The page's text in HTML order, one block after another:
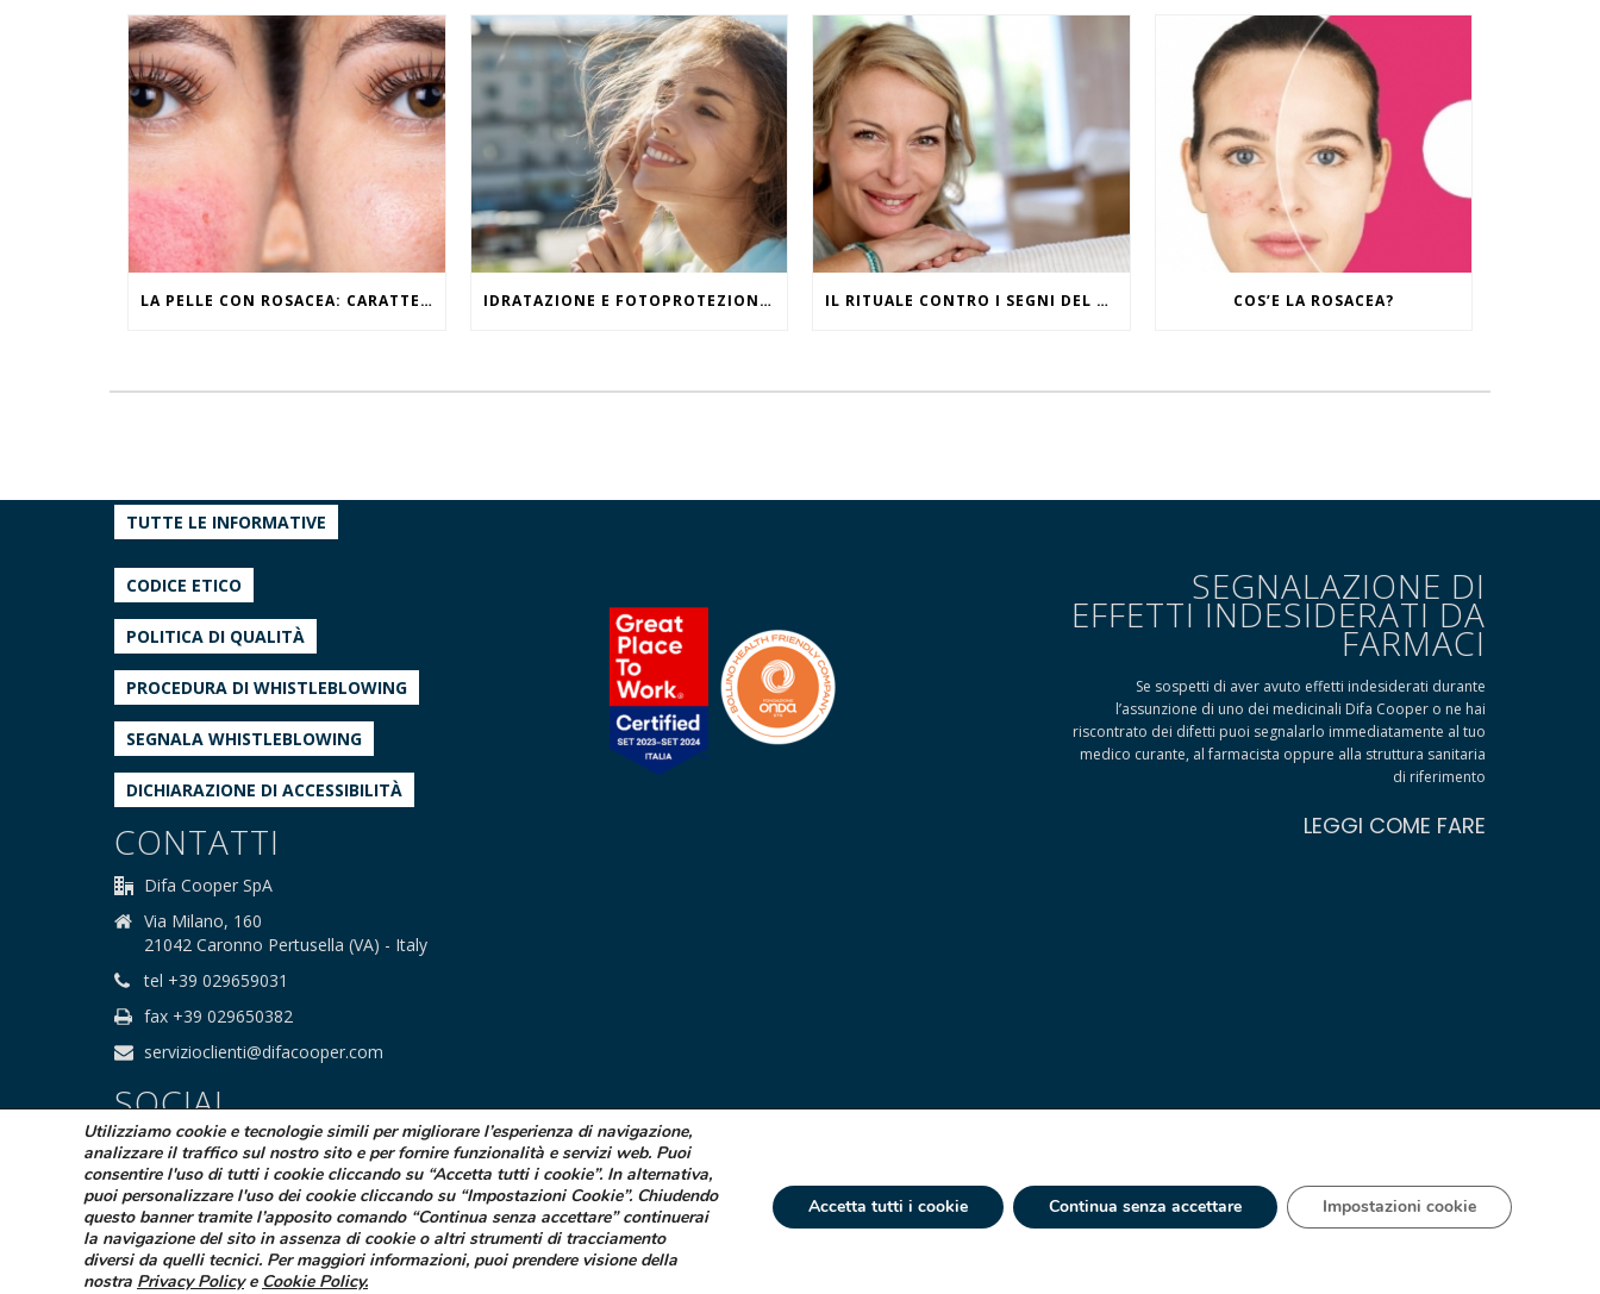
LA PELLE CON ROSACEA: CARATTERISTICHE ED EFFETTI DEL CALDO IDRATAZIONE E FOTOPROTEZIONE, WHAT ELSE? IL RITUALE CONTRO I SEGNI DEL TEMPO COS’E LA ROSACEA?
TUTTE LE INFORMATIVE
CODICE ETICO
POLITICA DI QUALITÀ
PROCEDURA DI WHISTLEBLOWING
SEGNALA WHISTLEBLOWING
DICHIARAZIONE DI ACCESSIBILITÀ
CONTATTI
Difa Cooper SpA
Via Milano, 160
21042 Caronno Pertusella (VA) - Italy
tel +39 029659031
fax +39 029650382
servizioclienti@difacooper.com
SOCIAL
SEGNALAZIONE DI
EFFETTI INDESIDERATI DA
FARMACI
Se sospetti di aver avuto effetti indesiderati durante
l’assunzione di uno dei medicinali Difa Cooper o ne hai
riscontrato dei difetti puoi segnalarlo immediatamente al tuo
medico curante, al farmacista oppure alla struttura sanitaria
di riferimento
LEGGI COME FARE
© 2025 Difa Cooper SpA - Capitale Sociale € 750.000 i.v. Socio Unico | R.E.A. (VA) 129020 - C.F. P. IVA e Reg. Impr. (VA) - IT 00334560125 Estero Mecc. (VA) 018393
Società soggetta ad attività di direzione e coordinamento di Industrial Farmacéutical Cantabria S.A. España
Utilizziamo cookie e tecnologie simili per migliorare l’esperienza di navigazione,
analizzare il traffico sul nostro sito e per fornire funzionalità e servizi web. Puoi
consentire l'uso di tutti i cookie cliccando su “Accetta tutti i cookie”. In alternativa,
puoi personalizzare l'uso dei cookie cliccando su “Impostazioni Cookie”. Chiudendo
questo banner tramite l’apposito comando “Continua senza accettare” continuerai
la navigazione del sito in assenza di cookie o altri strumenti di tracciamento
diversi da quelli tecnici. Per maggiori informazioni, puoi prendere visione della
nostra Privacy Policye Cookie Policy.
Accetta tutti i cookie Continua senza accettare Impostazioni cookie